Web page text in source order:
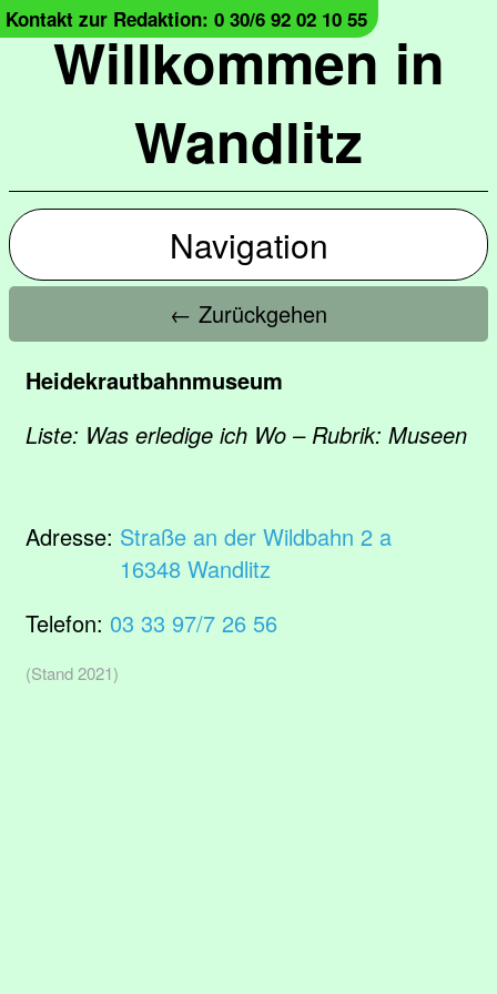
Willkommen in
Wandlitz
Kontakt zur Redaktion: 0 30/6 92 02 10 55
Navigation
← Zurückgehen
Heidekrautbahnmuseum
Liste: Was erledige ich Wo – Rubrik: Museen
Adresse: Straße an der Wildbahn 2 a
16348 Wandlitz
Telefon: 03 33 97/7 26 56
(Stand 2021)